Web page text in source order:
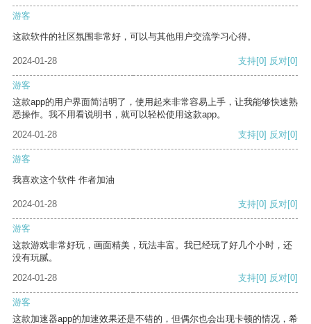
游客
这款软件的社区氛围非常好，可以与其他用户交流学习心得。
2024-01-28 支持[0] 反对[0]
游客
这款app的用户界面简洁明了，使用起来非常容易上手，让我能够快速熟
悉操作。我不用看说明书，就可以轻松使用这款app。
2024-01-28
支持[0] 反对[0]
游客
我喜欢这个软件 作者加油
2024-01-28 支持[0] 反对[0]
游客
这款游戏非常好玩，画面精美，玩法丰富。我已经玩了好几个小时，还
没有玩腻。
2024-01-28
支持[0] 反对[0]
游客
这款加速器app的加速效果还是不错的，但偶尔也会出现卡顿的情况，希